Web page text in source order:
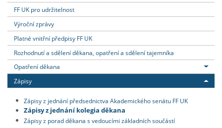
FF UK pro udržitelnost
Výroční zprávy
Platné vnitřní předpisy FF UK
Rozhodnutí a sdělení děkana, opatření a sdělení tajemníka
Opatření děkana
Zápisy
Zápisy z jednání předsednictva Akademického senátu FF UK
Zápisy z jednání kolegia děkana
Zápisy z porad děkana s vedoucími základních součástí